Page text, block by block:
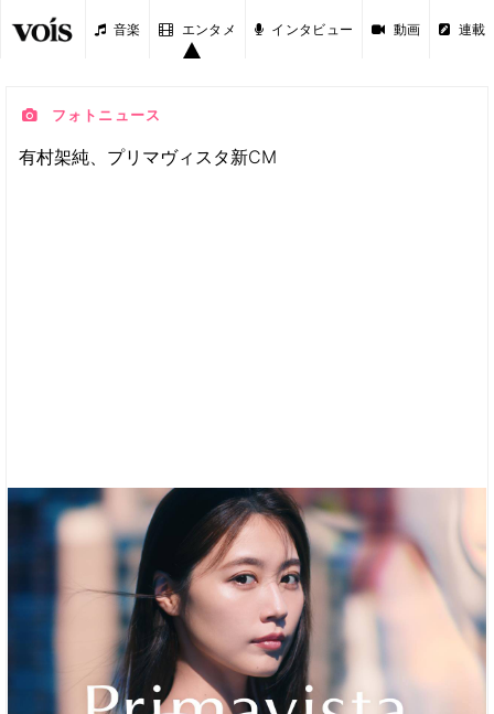
音楽 エンタメ インタビュー 動画 連載
フォトニュース
有村架純、プリマヴィスタ新CM